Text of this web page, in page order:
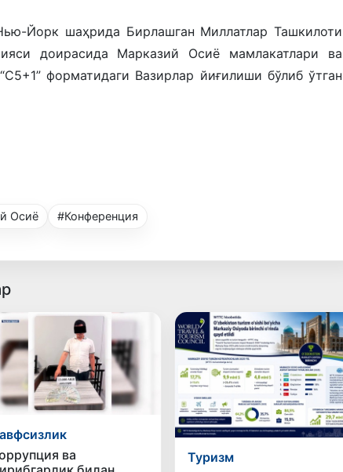
Йорк шаҳрида Бирлашган Миллатлар Ташкилоти
доирасида Марказий Осиё мамлакатлари ва
форматидаги Вазирлар йиғилиши бўлиб ўтган
Осиё #Конференция
ва
Туризм